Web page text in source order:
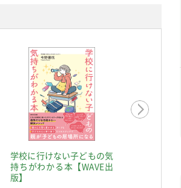
学校に行けない子どもの気
持ちがわかる本【WAVE出
版】